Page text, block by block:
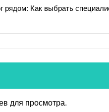
рядом: Как выбрать
для просмотра.